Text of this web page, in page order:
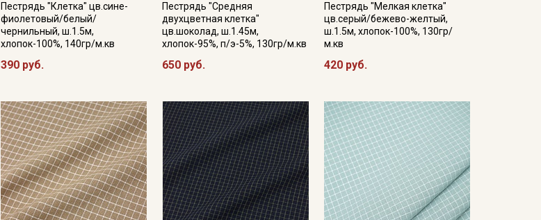
Пестрядь "Клетка" цв.сине-
фиолетовый/белый/
чернильный, ш.1.5м,
хлопок-100%, 140гр/м.кв
390 руб.
Пестрядь "Средняя
двухцветная клетка"
цв.шоколад, ш.1.45м,
хлопок-95%, п/э-5%, 130гр/м.кв
650 руб.
Пестрядь "Мелкая клетка"
цв.серый/бежево-желтый,
ш.1.5м, хлопок-100%, 130гр/
м.кв
420 руб.